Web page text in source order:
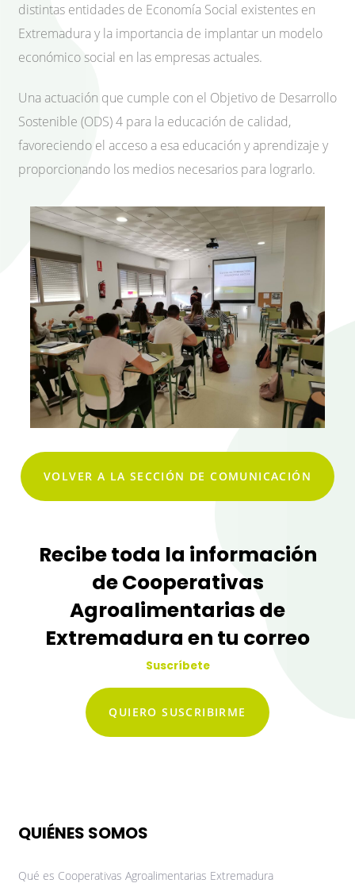
distintas entidades de Economía Social existentes en
Extremadura y la importancia de implantar un modelo
económico social en las empresas actuales.
Una actuación que cumple con el Objetivo de Desarrollo
Sostenible (ODS) 4 para la educación de calidad,
favoreciendo el acceso a esa educación y aprendizaje y
proporcionando los medios necesarios para lograrlo.
VOLVER A LA SECCIÓN DE COMUNICACIÓN
Recibe toda la información
de Cooperativas
Agroalimentarias de
Extremadura en tu correo
Suscríbete
QUIERO SUSCRIBIRME
QUIÉNES SOMOS
Qué es Cooperativas Agroalimentarias Extremadura